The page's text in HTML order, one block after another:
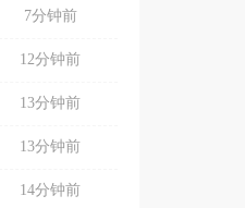
7分钟前
12分钟前
13分钟前
13分钟前
14分钟前